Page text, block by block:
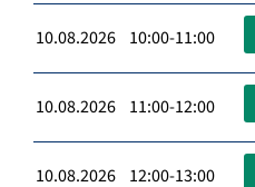
10.08.2026 10:00-11:00
10.08.2026 11:00-12:00
10.08.2026 12:00-13:00